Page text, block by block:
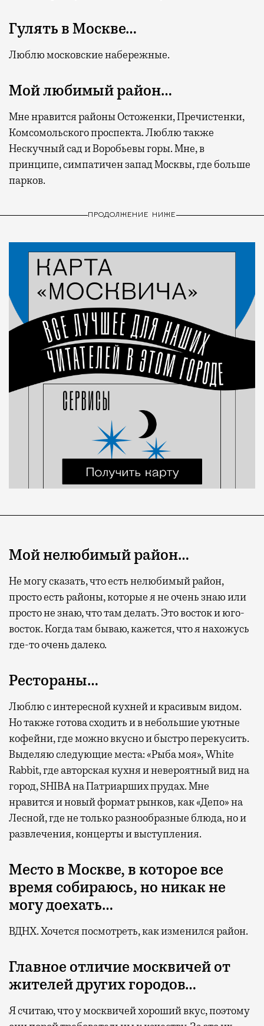
Гулять в Москве…
Люблю московские набережные.
Мой любимый район…
Мне нравится районы Остоженки, Пречистенки,
Комсомольского проспекта. Люблю также
Нескучный сад и Воробьевы горы. Мне, в
принципе, симпатичен запад Москвы, где больше
парков.
ПРОДОЛЖЕНИЕ НИЖЕ
Мой нелюбимый район…
Не могу сказать, что есть нелюбимый район,
просто есть районы, которые я не очень знаю или
просто не знаю, что там делать. Это восток и юго-
восток. Когда там бываю, кажется, что я нахожусь
где-то очень далеко.
Рестораны…
Люблю с интересной кухней и красивым видом.
Но также готова сходить и в небольшие уютные
кофейни, где можно вкусно и быстро перекусить.
Выделяю следующие места: «Рыба моя», White
Rabbit, где авторская кухня и невероятный вид на
город, SHIBA на Патриарших прудах. Мне
нравится и новый формат рынков, как «Депо» на
Лесной, где не только разнообразные блюда, но и
развлечения, концерты и выступления.
Место в Москве, в которое все
время собираюсь, но никак не
могу доехать…
ВДНХ. Хочется посмотреть, как изменился район.
Главное отличие москвичей от
жителей других городов…
Я считаю, что у москвичей хороший вкус, поэтому